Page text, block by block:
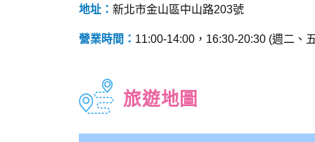
地址： 新北市金山區中山路203號
營業時間： 11:00-14:00，16:30-20:30 (週二、
旅遊地圖